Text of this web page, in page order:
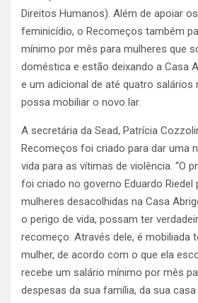
Direitos Humanos). Além de apoiar
feminicídio, o Recomeços também
mínimo por mês para mulheres que
doméstica e estão deixando a Casa
e um adicional de até quatro salários
possa mobiliar o novo lar.
A secretária da Sead, Patrícia
Recomeços foi criado para dar uma
vida para as vítimas de violência. “O
foi criado no governo Eduardo Riedel
mulheres desacolhidas na Casa
o perigo de vida, possam ter
recomeço. Através dele, é mobiliada
mulher, de acordo com o que ela
recebe um salário mínimo por mês
despesas da sua família, da sua casa